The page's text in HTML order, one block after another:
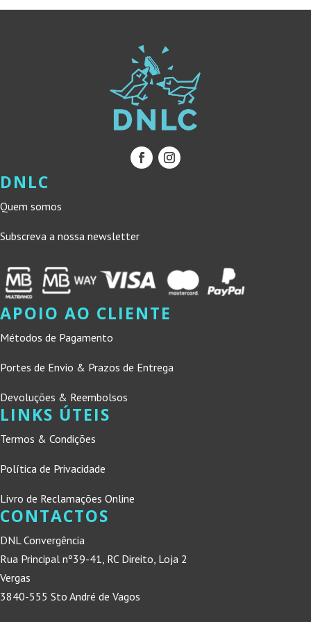
DNLC
Quem somos
Subscreva a nossa newsletter
APOIO AO CLIENTE
Métodos de Pagamento
Portes de Envio & Prazos de Entrega
Devoluções & Reembolsos
LINKS ÚTEIS
Termos & Condições
Política de Privacidade
Livro de Reclamações Online
CONTACTOS
DNL Convergência
Rua Principal nº39-41, RC Direito, Loja 2
Vergas
3840-555 Sto André de Vagos